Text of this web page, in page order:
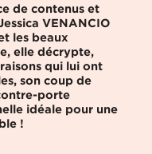
de contenus et
VENANCIO
les beaux
elle décrypte,
qui lui ont
son coup de
porte
idéale pour une
!